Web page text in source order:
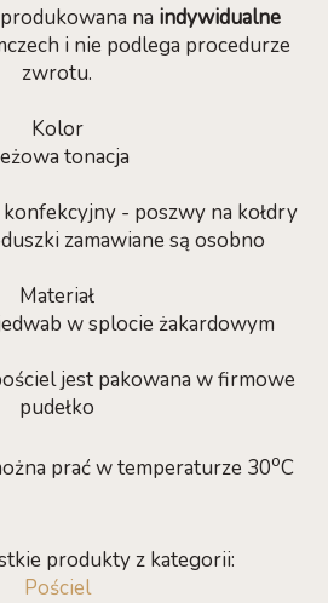
na indywidualne
i nie podlega procedurze
zwrotu.
Kolor
tonacja
- poszwy na kołdry
zamawiane są osobno
Materiał
w splocie żakardowym
jest pakowana w firmowe
pudełko
prać w temperaturze 30oC
produkty z kategorii:
Pościel